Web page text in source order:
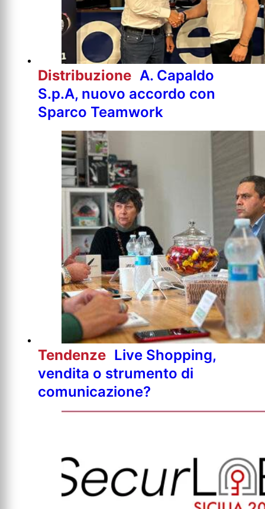
Distribuzione A. Capaldo
S.p.A, nuovo accordo con
Sparco Teamwork
Tendenze Live Shopping,
vendita o strumento di
comunicazione?